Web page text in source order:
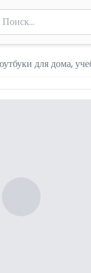
товаров
минимум 2
для дома,